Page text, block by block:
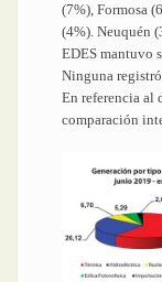
(7%), Formosa
(4%). Neuquén
EDES mantuvo
Ninguna
En referencia al
comparación